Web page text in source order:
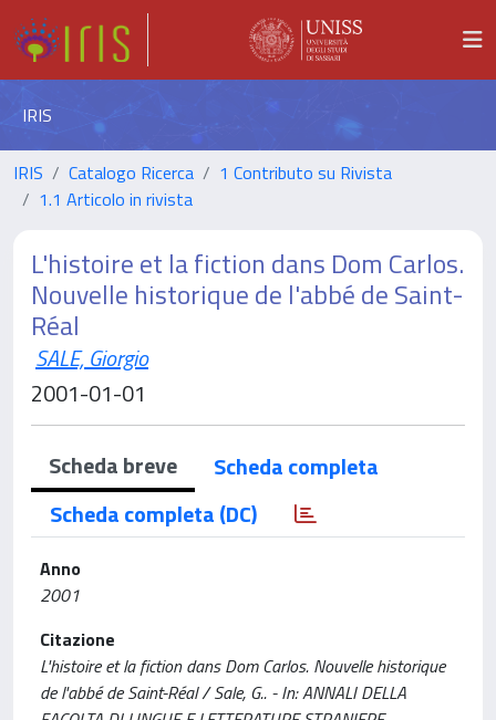
IRIS
IRIS Catalogo Ricerca
1 Contributo su Rivista
1.1 Articolo in rivista
L'histoire et la fiction dans Dom Carlos.
Nouvelle historique de l'abbé de Saint-
Réal
SALE, Giorgio
2001-01-01
Scheda breve
Scheda completa
Scheda completa (DC)
Anno
2001
Citazione
L'histoire et la fiction dans Dom Carlos. Nouvelle historique
de l'abbé de Saint-Réal / Sale, G.. - In: ANNALI DELLA